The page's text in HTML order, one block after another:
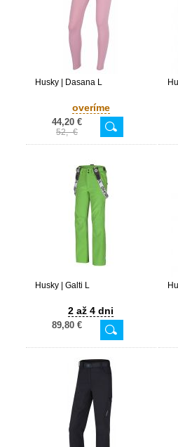
Husky | Dasana L
overíme
44,20 €
52,- €
Husky | Galti L
2 až 4 dni
89,80 €